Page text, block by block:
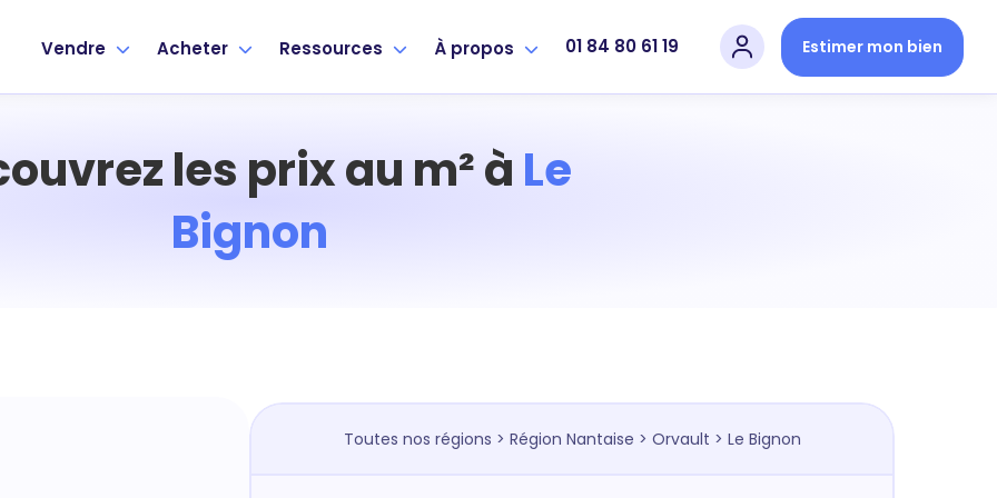
Vendre Acheter Ressources À propos 01 84 80 61 19 Estimer mon bien
les prix au m² à Le
Bignon
Toutes nos régions > Région Nantaise > Orvault > Le Bignon